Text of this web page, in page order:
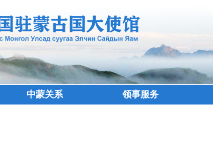
中蒙关系 领事服务